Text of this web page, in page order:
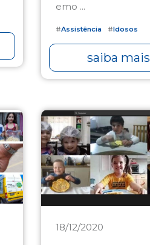
emo ...
#Assistência #Idosos
saiba mais
Educação
18/12/2020